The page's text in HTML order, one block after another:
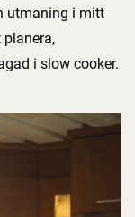
utmaning i mitt
i slow cooker.